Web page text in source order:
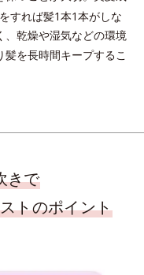
すれば髪1本1本がしな
、乾燥や湿気などの環境
を長時間キープするこ
きで
トのポイント